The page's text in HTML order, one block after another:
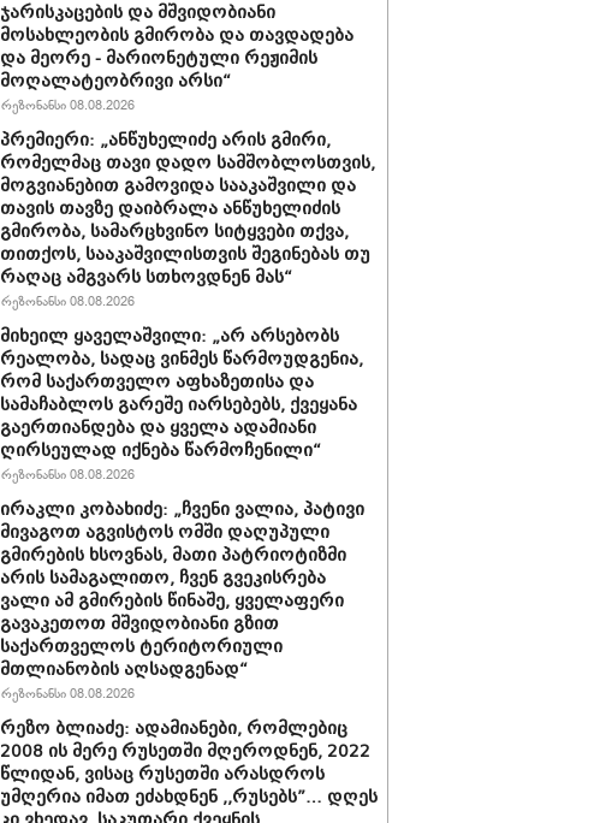
ჯარისკაცების და მშვიდობიანი
მოსახლეობის გმირობა და თავდადება
და მეორე - მარიონეტული რეჟიმის
მოღალატეობრივი არსი“
რეზონანსი 08.08.2026
პრემიერი: „ანწუხელიძე არის გმირი,
რომელმაც თავი დადო სამშობლოსთვის,
მოგვიანებით გამოვიდა სააკაშვილი და
თავის თავზე დაიბრალა ანწუხელიძის
გმირობა, სამარცხვინო სიტყვები თქვა,
თითქოს, სააკაშვილისთვის შეგინებას თუ
რაღაც ამგვარს სთხოვდნენ მას“
რეზონანსი 08.08.2026
მიხეილ ყაველაშვილი: „არ არსებობს
რეალობა, სადაც ვინმეს წარმოუდგენია,
რომ საქართველო აფხაზეთისა და
სამაჩაბლოს გარეშე იარსებებს, ქვეყანა
გაერთიანდება და ყველა ადამიანი
ღირსეულად იქნება წარმოჩენილი“
რეზონანსი 08.08.2026
ირაკლი კობახიძე: „ჩვენი ვალია, პატივი
მივაგოთ აგვისტოს ომში დაღუპული
გმირების ხსოვნას, მათი პატრიოტიზმი
არის სამაგალითო, ჩვენ გვეკისრება
ვალი ამ გმირების წინაშე, ყველაფერი
გავაკეთოთ მშვიდობიანი გზით
საქართველოს ტერიტორიული
მთლიანობის აღსადგენად“
რეზონანსი 08.08.2026
რეზო ბლიაძე: ადამიანები, რომლებიც
2008 ის მერე რუსეთში მღეროდნენ, 2022
წლიდან, ვისაც რუსეთში არასდროს
უმღერია იმათ ეძახდნენ ,,რუსებს”… დღეს